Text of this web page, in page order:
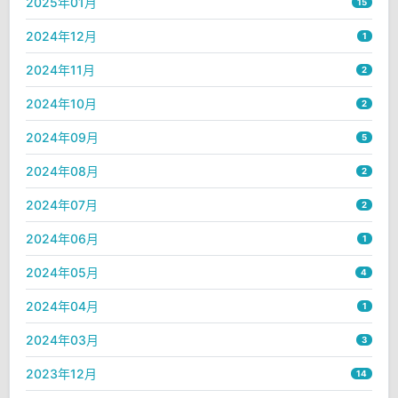
15
2024年12月 1
2024年11月 2
2024年10月 2
2024年09月 5
2024年08月 2
2024年07月 2
2024年06月 1
2024年05月 4
2024年04月 1
2024年03月 3
2023年12月 14